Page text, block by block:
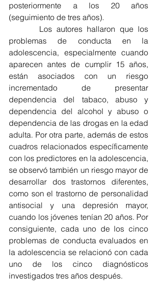
posteriormente a los 20 años
(seguimiento de tres años).
problemas de conducta en la
adolescencia, especialmente cuando
aparecen antes de cumplir 15 años,
están asociados con un riesgo
incrementado de presentar
dependencia del tabaco, abuso y
dependencia del alcohol y abuso o
dependencia de las drogas en la edad
adulta. Por otra parte, además de estos
cuadros relacionados específicamente
con los predictores en la adolescencia,
se observó también un riesgo mayor de
desarrollar dos trastornos diferentes,
como son el trastorno de personalidad
antisocial y una depresión mayor,
cuando los jóvenes tenían 20 años. Por
consiguiente, cada uno de los cinco
problemas de conducta evaluados en
la adolescencia se relacionó con cada
uno de los cinco diagnósticos
investigados tres años después.